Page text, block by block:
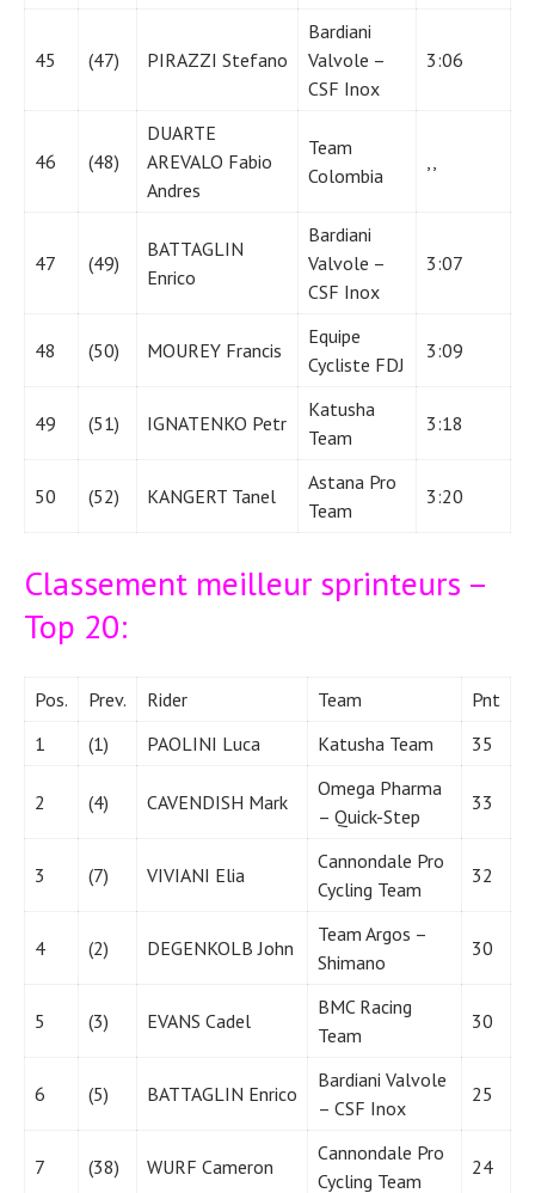
45 (47) PIRAZZI Stefano
Bardiani
Valvole –
CSF Inox
3:06
46 (48)
DUARTE
AREVALO Fabio
Andres
Team
Colombia
47 (49)
BATTAGLIN
Enrico
Bardiani
Valvole –
CSF Inox
3:07
48 (50) MOUREY Francis
Equipe
Cycliste FDJ
3:09
49 (51) IGNATENKO Petr
Katusha
Team
3:18
50 (52) KANGERT Tanel
Astana Pro
Team
3:20
Classement meilleur sprinteurs –
Top 20:
Pos. Prev. Rider Team
Pnt
1
(1) PAOLINI Luca Katusha Team 35
2 (4) CAVENDISH Mark
Omega Pharma
– Quick-Step
33
3 (7) VIVIANI Elia
Cannondale Pro
Cycling Team
32
4 (2) DEGENKOLB John
Team Argos –
Shimano
30
5 (3) EVANS Cadel
BMC Racing
Team
30
6 (5) BATTAGLIN Enrico
Bardiani Valvole
– CSF Inox
25
7 (38) WURF Cameron
Cannondale Pro
Cycling Team
24